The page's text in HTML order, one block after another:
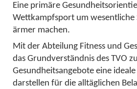
Eine primäre
Wettkampfsport um wesentliche
ärmer machen.
Mit der Abteilung Fitness und
das Grundverständnis des TVO
Gesundheitsangebote eine
darstellen für die alltäglichen